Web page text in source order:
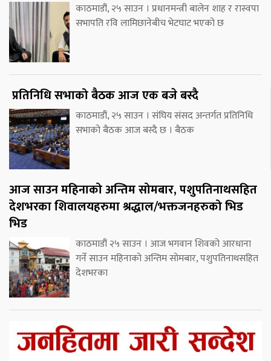
काठमाडौं, २५ साउन । प्रधानमन्त्री बालेन शाह र रास्वपा
सभापति रवि लामिछानेबीच भेटघाट भएको छ
प्रतिनिधि सभाको बैठक आज एक बजे बस्दै
काठमाडौं, २५ साउन । संघिय संसद अन्तर्गत प्रतिनिधि
सभाको बैठक आज बस्दै छ । बैठक
आज साउन महिनाको अन्तिम सोमबार, पशुपतिनाथसहित
देशभरका शिवालयहरुमा श्रद्धाल/भक्तजनहरुको भिड
भिड
काठमाडौं २५ साउन । आज भगवान शिवको आरधाना
गर्ने साउन महिनाको अन्तिम सोमबार, पशुपतिनाथसहित
देशभरका